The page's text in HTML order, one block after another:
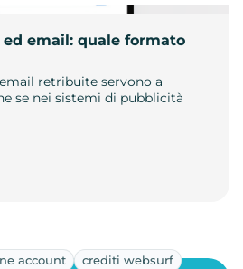
email: quale formato
retribuite servono a
se nei sistemi di pubblicità
account
crediti websurf